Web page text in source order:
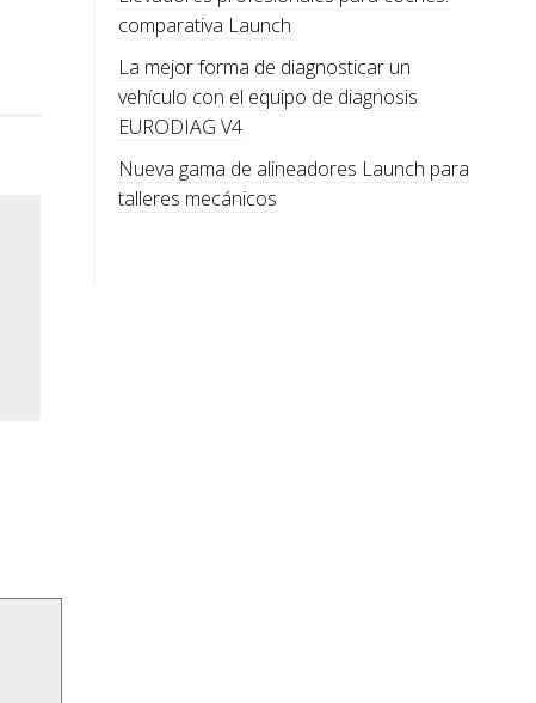
comparativa Launch
La mejor forma de diagnosticar un
vehículo con el equipo de diagnosis
EURODIAG V4
Nueva gama de alineadores Launch para
talleres mecánicos